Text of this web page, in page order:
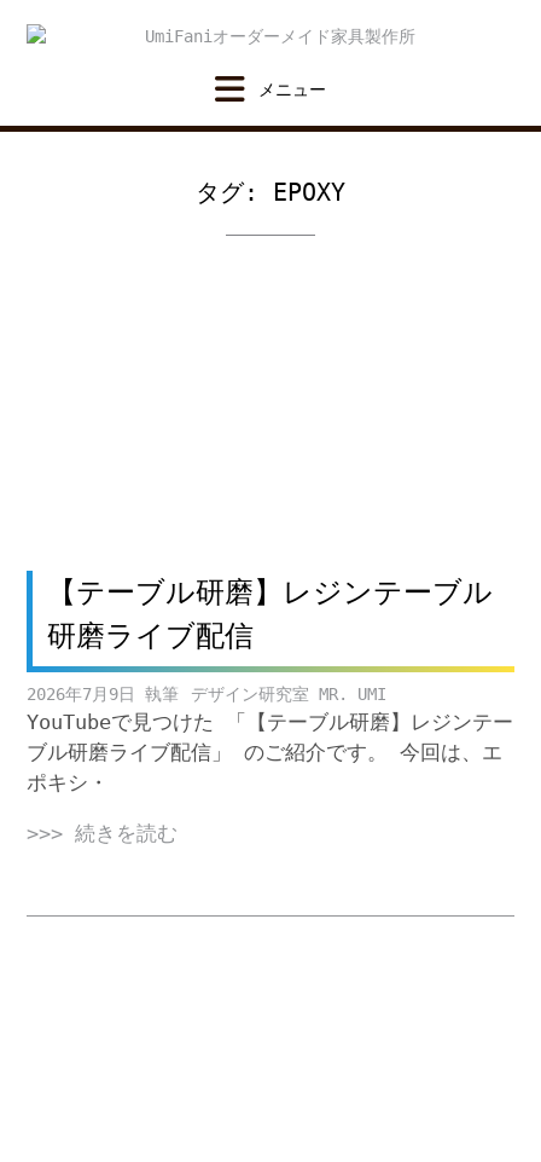
タグ: EPOXY
【テーブル研磨】レジンテーブル
研磨ライブ配信
2026年7月9日 デザイン研究室 MR. UMI
YouTubeで見つけた 「【テーブル研磨】レジンテー
ブル研磨ライブ配信」 のご紹介です。 今回は、エ
ポキシ・
>>> 続きを読む